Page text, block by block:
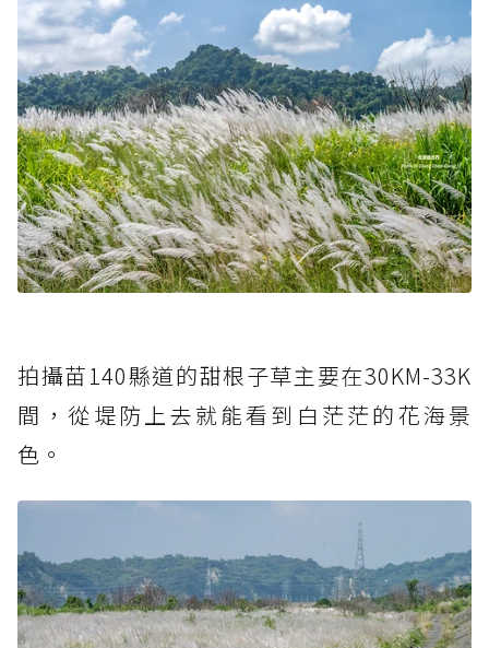
拍攝苗140縣道的甜根子草主要在30KM-33K
間，從堤防上去就能看到白茫茫的花海景
色。